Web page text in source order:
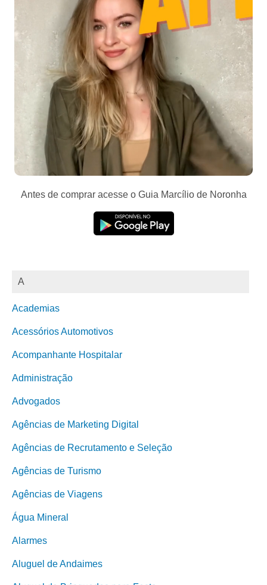
Antes de comprar acesse o Guia Marcílio de Noronha
A
Academias
Acessórios Automotivos
Acompanhante Hospitalar
Administração
Advogados
Agências de Marketing Digital
Agências de Recrutamento e Seleção
Agências de Turismo
Agências de Viagens
Água Mineral
Alarmes
Aluguel de Andaimes